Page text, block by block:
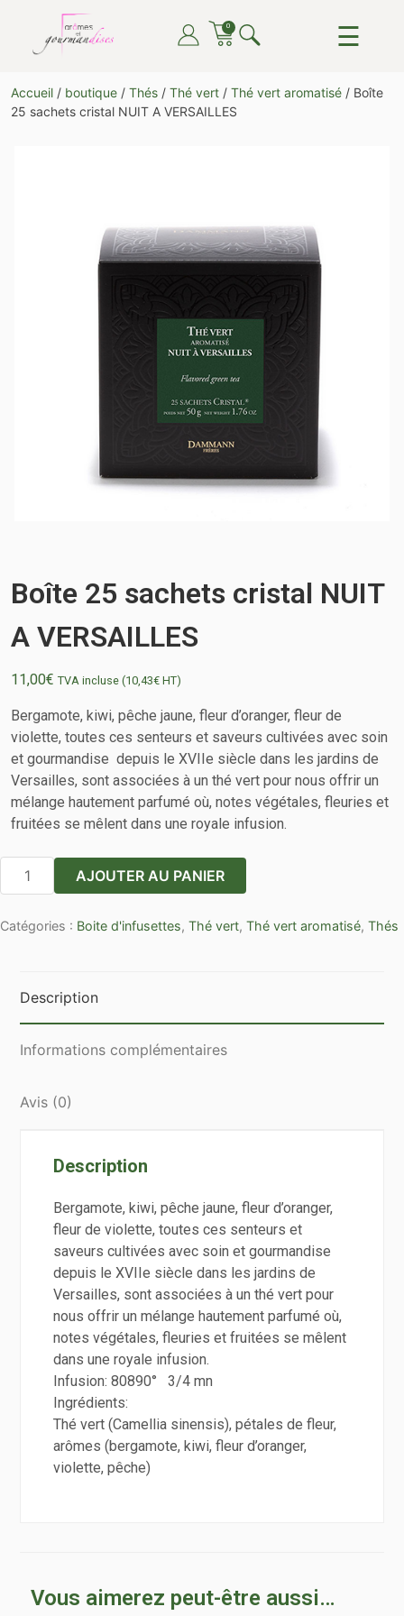
content
PLAISIR DE TOUTES ET TOUS
0 ☰
Accueil / boutique / Thés / Thé vert / Thé vert aromatisé / Boîte
25 sachets cristal NUIT A VERSAILLES
Boîte 25 sachets cristal NUIT
A VERSAILLES
11,00€ TVA incluse (10,43€ HT)
Bergamote, kiwi, pêche jaune, fleur d’oranger, fleur de
violette, toutes ces senteurs et saveurs cultivées avec soin
et gourmandise depuis le XVIIe siècle dans les jardins de
Versailles, sont associées à un thé vert pour nous offrir un
mélange hautement parfumé où, notes végétales, fleuries et
fruitées se mêlent dans une royale infusion.
quantité
de
25
NUIT
VERSAILLES
AJOUTER AU PANIER
Catégories : Boite d'infusettes, Thé vert, Thé vert aromatisé, Thés
Description
Informations complémentaires
Avis (0)
Description
Bergamote, kiwi, pêche jaune, fleur d’oranger,
fleur de violette, toutes ces senteurs et
saveurs cultivées avec soin et gourmandise
depuis le XVIIe siècle dans les jardins de
Versailles, sont associées à un thé vert pour
nous offrir un mélange hautement parfumé où,
notes végétales, fleuries et fruitées se mêlent
dans une royale infusion.
Infusion: 80890° 3/4 mn
Ingrédients:
Thé vert (Camellia sinensis), pétales de fleur,
arômes (bergamote, kiwi, fleur d’oranger,
violette, pêche)
Vous aimerez peut-être aussi…